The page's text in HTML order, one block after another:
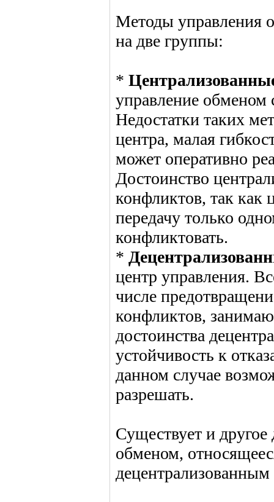
Методы управления
на две группы:
*
управление обменом
Недостатки таких
центра, малая
может оперативно
Достоинство
конфликтов, так как
передачу только
конфликтовать.
*
центр управления.
числе
конфликтов,
достоинства
устойчивость к
данном случае
разрешать.
Существует и другое
обменом,